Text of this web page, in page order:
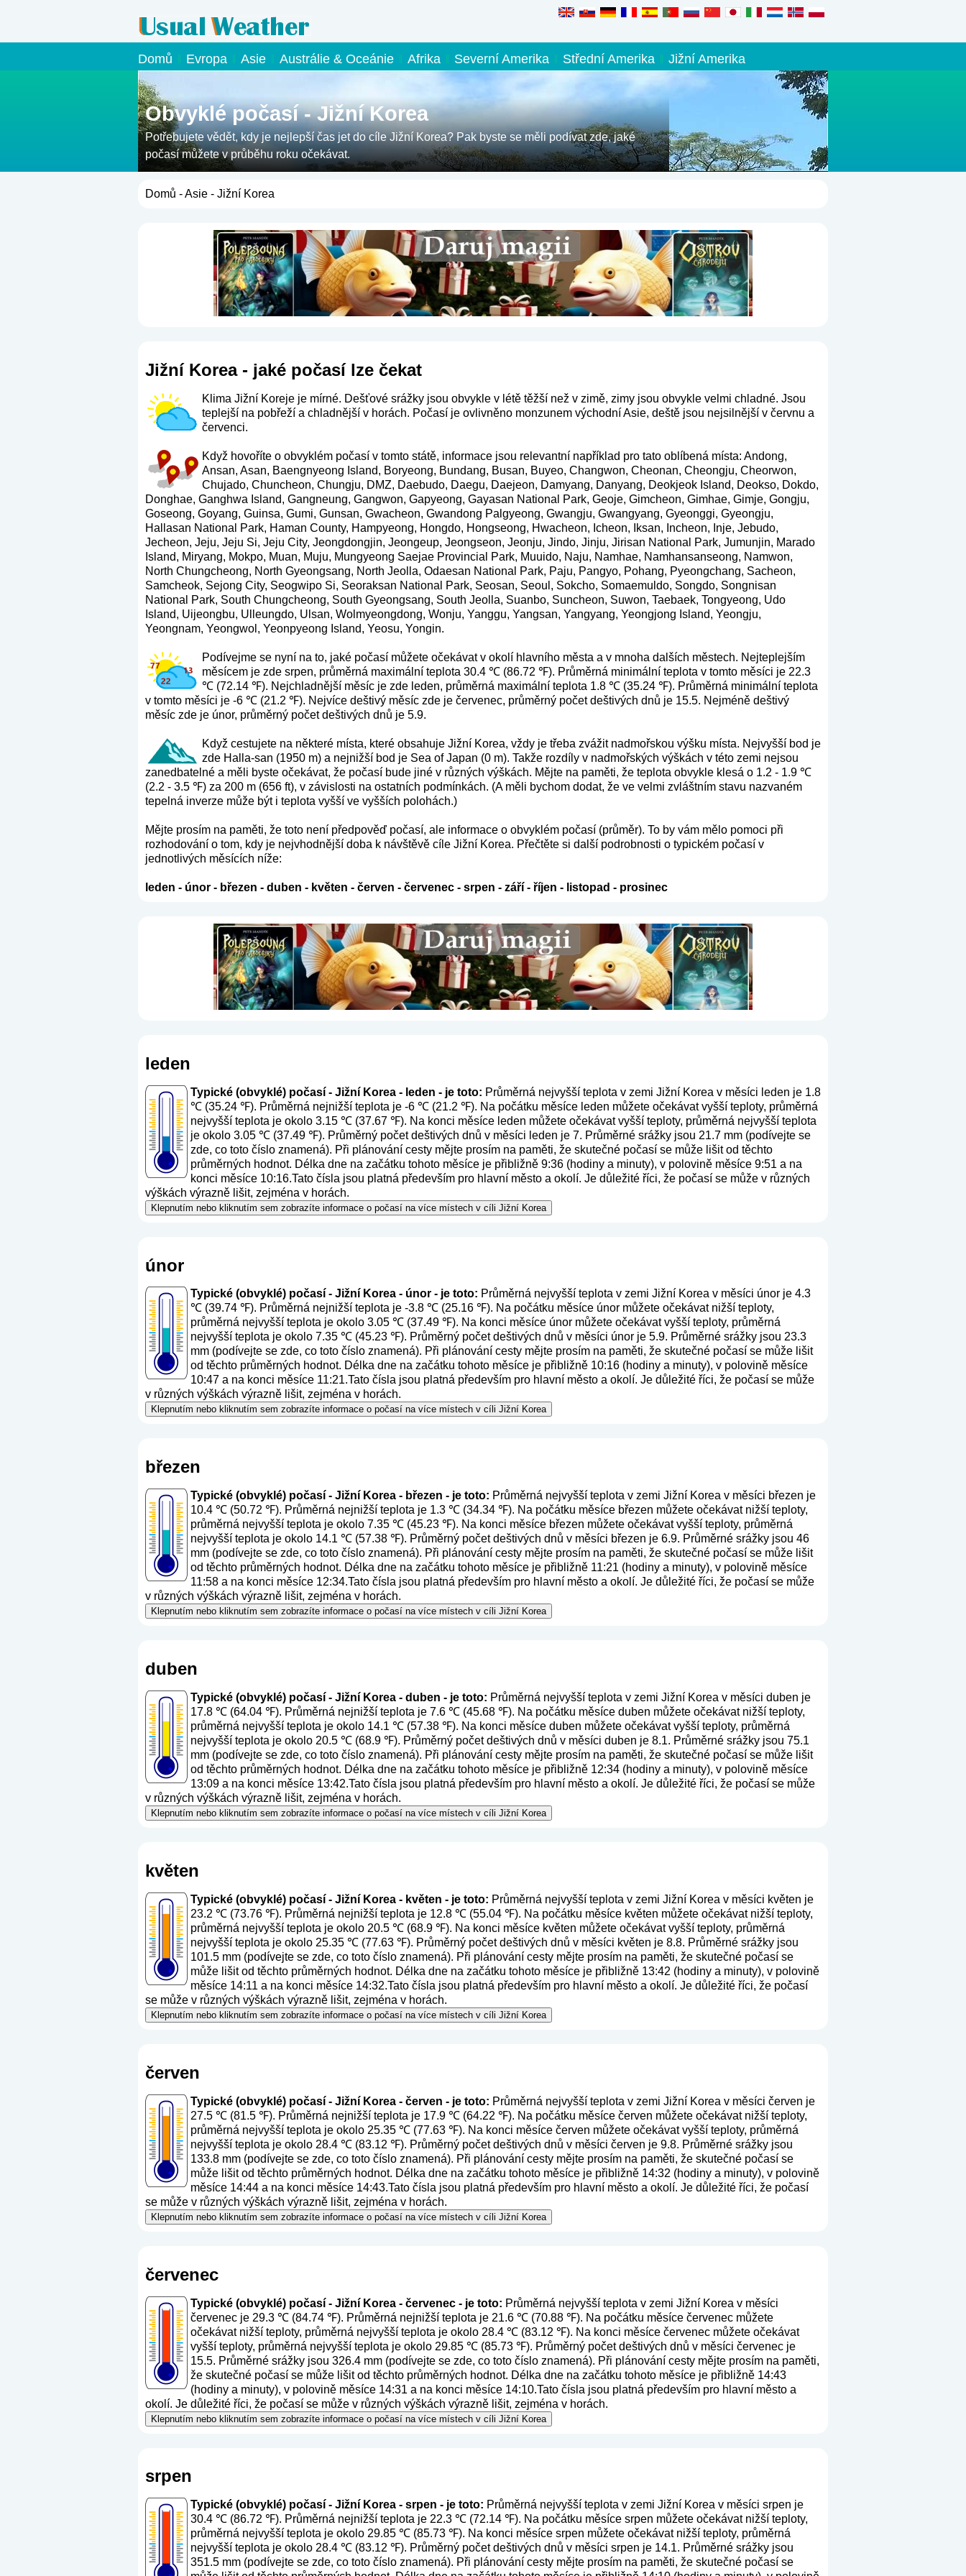
Domů Evropa Asie Austrálie & Oceánie Afrika Severní Amerika Střední Amerika Jižní Amerika
Obvyklé počasí - Jižní Korea
Potřebujete vědět, kdy je nejlepší čas jet do cíle Jižní Korea? Pak byste se měli podívat zde, jaké
počasí můžete v průběhu roku očekávat.
Domů -Asie- Jižní Korea
Jižní Korea - jaké počasí lze čekat
Klima Jižní Koreje je mírné. Dešťové srážky jsou obvykle v létě těžší než v zimě, zimy jsou obvykle velmi chladné. Jsou
teplejší na pobřeží a chladnější v horách. Počasí je ovlivněno monzunem východní Asie, deště jsou nejsilnější v červnu a
červenci.
Když hovoříte o obvyklém počasí v tomto státě, informace jsou relevantní například pro tato oblíbená místa: Andong,
Ansan, Asan, Baengnyeong Island, Boryeong, Bundang, Busan, Buyeo, Changwon, Cheonan, Cheongju, Cheorwon,
Chujado, Chuncheon, Chungju, DMZ, Daebudo, Daegu, Daejeon, Damyang, Danyang, Deokjeok Island, Deokso, Dokdo,
Donghae, Ganghwa Island, Gangneung, Gangwon, Gapyeong, Gayasan National Park, Geoje, Gimcheon, Gimhae, Gimje, Gongju,
Goseong, Goyang, Guinsa, Gumi, Gunsan, Gwacheon, Gwandong Palgyeong, Gwangju, Gwangyang, Gyeonggi, Gyeongju,
Hallasan National Park, Haman County, Hampyeong, Hongdo, Hongseong, Hwacheon, Icheon, Iksan, Incheon, Inje, Jebudo,
Jecheon, Jeju, Jeju Si, Jeju City, Jeongdongjin, Jeongeup, Jeongseon, Jeonju, Jindo, Jinju, Jirisan National Park, Jumunjin, Marado
Island, Miryang, Mokpo, Muan, Muju, Mungyeong Saejae Provincial Park, Muuido, Naju, Namhae, Namhansanseong, Namwon,
North Chungcheong, North Gyeongsang, North Jeolla, Odaesan National Park, Paju, Pangyo, Pohang, Pyeongchang, Sacheon,
Samcheok, Sejong City, Seogwipo Si, Seoraksan National Park, Seosan, Seoul, Sokcho, Somaemuldo, Songdo, Songnisan
National Park, South Chungcheong, South Gyeongsang, South Jeolla, Suanbo, Suncheon, Suwon, Taebaek, Tongyeong, Udo
Island, Uijeongbu, Ulleungdo, Ulsan, Wolmyeongdong, Wonju, Yanggu, Yangsan, Yangyang, Yeongjong Island, Yeongju,
Yeongnam, Yeongwol, Yeonpyeong Island, Yeosu, Yongin.
Podívejme se nyní na to, jaké počasí můžete očekávat v okolí hlavního města a v mnoha dalších městech. Nejteplejším
měsícem je zde srpen, průměrná maximální teplota 30.4 ℃ (86.72 ℉). Průměrná minimální teplota v tomto měsíci je 22.3
℃ (72.14 ℉). Nejchladnější měsíc je zde leden, průměrná maximální teplota 1.8 ℃ (35.24 ℉). Průměrná minimální teplota
v tomto měsíci je -6 ℃ (21.2 ℉). Nejvíce deštivý měsíc zde je červenec, průměrný počet deštivých dnů je 15.5. Nejméně deštivý
měsíc zde je únor, průměrný počet deštivých dnů je 5.9.
Když cestujete na některé místa, které obsahuje Jižní Korea, vždy je třeba zvážit nadmořskou výšku místa. Nejvyšší bod je
zde Halla-san (1950 m) a nejnižší bod je Sea of Japan (0 m). Takže rozdíly v nadmořských výškách v této zemi nejsou
zanedbatelné a měli byste očekávat, že počasí bude jiné v různých výškách. Mějte na paměti, že teplota obvykle klesá o 1.2 - 1.9 ℃
(2.2 - 3.5 ℉) za 200 m (656 ft), v závislosti na ostatních podmínkách. (A měli bychom dodat, že ve velmi zvláštním stavu nazvaném
tepelná inverze může být i teplota vyšší ve vyšších polohách.)
Mějte prosím na paměti, že toto není předpověď počasí, ale informace o obvyklém počasí (průměr). To by vám mělo pomoci při
rozhodování o tom, kdy je nejvhodnější doba k návštěvě cíle Jižní Korea. Přečtěte si další podrobnosti o typickém počasí v
jednotlivých měsících níže:
leden - únor- březen - duben - květen - červen - červenec- srpen - září- říjen - listopad - prosinec
leden
Typické (obvyklé) počasí - Jižní Korea - leden - je toto: Průměrná nejvyšší teplota v zemi Jižní Korea v měsíci leden je 1.8
℃ (35.24 ℉). Průměrná nejnižší teplota je -6 ℃ (21.2 ℉). Na počátku měsíce leden můžete očekávat vyšší teploty, průměrná
nejvyšší teplota je okolo 3.15 ℃ (37.67 ℉). Na konci měsíce leden můžete očekávat vyšší teploty, průměrná nejvyšší teplota
je okolo 3.05 ℃ (37.49 ℉). Průměrný počet deštivých dnů v měsíci leden je 7. Průměrné srážky jsou 21.7 mm (podívejte se
zde, co toto číslo znamená). Při plánování cesty mějte prosím na paměti, že skutečné počasí se může lišit od těchto
průměrných hodnot. Délka dne na začátku tohoto měsíce je přibližně 9:36 (hodiny a minuty), v polovině měsíce 9:51 a na
konci měsíce 10:16.Tato čísla jsou platná především pro hlavní město a okolí. Je důležité říci, že počasí se může v různých
výškách výrazně lišit, zejména v horách.
Klepnutím nebo kliknutím sem zobrazíte informace o počasí na více místech v cíli Jižní Korea
únor
Typické (obvyklé) počasí - Jižní Korea - únor - je toto: Průměrná nejvyšší teplota v zemi Jižní Korea v měsíci únor je 4.3
℃ (39.74 ℉). Průměrná nejnižší teplota je -3.8 ℃ (25.16 ℉). Na počátku měsíce únor můžete očekávat nižší teploty,
průměrná nejvyšší teplota je okolo 3.05 ℃ (37.49 ℉). Na konci měsíce únor můžete očekávat vyšší teploty, průměrná
nejvyšší teplota je okolo 7.35 ℃ (45.23 ℉). Průměrný počet deštivých dnů v měsíci únor je 5.9. Průměrné srážky jsou 23.3
mm (podívejte se zde, co toto číslo znamená). Při plánování cesty mějte prosím na paměti, že skutečné počasí se může lišit
od těchto průměrných hodnot. Délka dne na začátku tohoto měsíce je přibližně 10:16 (hodiny a minuty), v polovině měsíce
10:47 a na konci měsíce 11:21.Tato čísla jsou platná především pro hlavní město a okolí. Je důležité říci, že počasí se může
v různých výškách výrazně lišit, zejména v horách.
Klepnutím nebo kliknutím sem zobrazíte informace o počasí na více místech v cíli Jižní Korea
březen
Typické (obvyklé) počasí - Jižní Korea - březen - je toto: Průměrná nejvyšší teplota v zemi Jižní Korea v měsíci březen je
10.4 ℃ (50.72 ℉). Průměrná nejnižší teplota je 1.3 ℃ (34.34 ℉). Na počátku měsíce březen můžete očekávat nižší teploty,
průměrná nejvyšší teplota je okolo 7.35 ℃ (45.23 ℉). Na konci měsíce březen můžete očekávat vyšší teploty, průměrná
nejvyšší teplota je okolo 14.1 ℃ (57.38 ℉). Průměrný počet deštivých dnů v měsíci březen je 6.9. Průměrné srážky jsou 46
mm (podívejte se zde, co toto číslo znamená). Při plánování cesty mějte prosím na paměti, že skutečné počasí se může lišit
od těchto průměrných hodnot. Délka dne na začátku tohoto měsíce je přibližně 11:21 (hodiny a minuty), v polovině měsíce
11:58 a na konci měsíce 12:34.Tato čísla jsou platná především pro hlavní město a okolí. Je důležité říci, že počasí se může
v různých výškách výrazně lišit, zejména v horách.
Klepnutím nebo kliknutím sem zobrazíte informace o počasí na více místech v cíli Jižní Korea
duben
Typické (obvyklé) počasí - Jižní Korea - duben - je toto: Průměrná nejvyšší teplota v zemi Jižní Korea v měsíci duben je
17.8 ℃ (64.04 ℉). Průměrná nejnižší teplota je 7.6 ℃ (45.68 ℉). Na počátku měsíce duben můžete očekávat nižší teploty,
průměrná nejvyšší teplota je okolo 14.1 ℃ (57.38 ℉). Na konci měsíce duben můžete očekávat vyšší teploty, průměrná
nejvyšší teplota je okolo 20.5 ℃ (68.9 ℉). Průměrný počet deštivých dnů v měsíci duben je 8.1. Průměrné srážky jsou 75.1
mm (podívejte se zde, co toto číslo znamená). Při plánování cesty mějte prosím na paměti, že skutečné počasí se může lišit
od těchto průměrných hodnot. Délka dne na začátku tohoto měsíce je přibližně 12:34 (hodiny a minuty), v polovině měsíce
13:09 a na konci měsíce 13:42.Tato čísla jsou platná především pro hlavní město a okolí. Je důležité říci, že počasí se může
v různých výškách výrazně lišit, zejména v horách.
Klepnutím nebo kliknutím sem zobrazíte informace o počasí na více místech v cíli Jižní Korea
květen
Typické (obvyklé) počasí - Jižní Korea - květen - je toto: Průměrná nejvyšší teplota v zemi Jižní Korea v měsíci květen je
23.2 ℃ (73.76 ℉). Průměrná nejnižší teplota je 12.8 ℃ (55.04 ℉). Na počátku měsíce květen můžete očekávat nižší teploty,
průměrná nejvyšší teplota je okolo 20.5 ℃ (68.9 ℉). Na konci měsíce květen můžete očekávat vyšší teploty, průměrná
nejvyšší teplota je okolo 25.35 ℃ (77.63 ℉). Průměrný počet deštivých dnů v měsíci květen je 8.8. Průměrné srážky jsou
101.5 mm (podívejte se zde, co toto číslo znamená). Při plánování cesty mějte prosím na paměti, že skutečné počasí se
může lišit od těchto průměrných hodnot. Délka dne na začátku tohoto měsíce je přibližně 13:42 (hodiny a minuty), v polovině
měsíce 14:11 a na konci měsíce 14:32.Tato čísla jsou platná především pro hlavní město a okolí. Je důležité říci, že počasí
se může v různých výškách výrazně lišit, zejména v horách.
Klepnutím nebo kliknutím sem zobrazíte informace o počasí na více místech v cíli Jižní Korea
červen
Typické (obvyklé) počasí - Jižní Korea - červen - je toto: Průměrná nejvyšší teplota v zemi Jižní Korea v měsíci červen je
27.5 ℃ (81.5 ℉). Průměrná nejnižší teplota je 17.9 ℃ (64.22 ℉). Na počátku měsíce červen můžete očekávat nižší teploty,
průměrná nejvyšší teplota je okolo 25.35 ℃ (77.63 ℉). Na konci měsíce červen můžete očekávat vyšší teploty, průměrná
nejvyšší teplota je okolo 28.4 ℃ (83.12 ℉). Průměrný počet deštivých dnů v měsíci červen je 9.8. Průměrné srážky jsou
133.8 mm (podívejte se zde, co toto číslo znamená). Při plánování cesty mějte prosím na paměti, že skutečné počasí se
může lišit od těchto průměrných hodnot. Délka dne na začátku tohoto měsíce je přibližně 14:32 (hodiny a minuty), v polovině
měsíce 14:44 a na konci měsíce 14:43.Tato čísla jsou platná především pro hlavní město a okolí. Je důležité říci, že počasí
se může v různých výškách výrazně lišit, zejména v horách.
Klepnutím nebo kliknutím sem zobrazíte informace o počasí na více místech v cíli Jižní Korea
červenec
Typické (obvyklé) počasí - Jižní Korea - červenec - je toto: Průměrná nejvyšší teplota v zemi Jižní Korea v měsíci
červenec je 29.3 ℃ (84.74 ℉). Průměrná nejnižší teplota je 21.6 ℃ (70.88 ℉). Na počátku měsíce červenec můžete
očekávat nižší teploty, průměrná nejvyšší teplota je okolo 28.4 ℃ (83.12 ℉). Na konci měsíce červenec můžete očekávat
vyšší teploty, průměrná nejvyšší teplota je okolo 29.85 ℃ (85.73 ℉). Průměrný počet deštivých dnů v měsíci červenec je
15.5. Průměrné srážky jsou 326.4 mm (podívejte se zde, co toto číslo znamená). Při plánování cesty mějte prosím na paměti,
že skutečné počasí se může lišit od těchto průměrných hodnot. Délka dne na začátku tohoto měsíce je přibližně 14:43
(hodiny a minuty), v polovině měsíce 14:31 a na konci měsíce 14:10.Tato čísla jsou platná především pro hlavní město a
okolí. Je důležité říci, že počasí se může v různých výškách výrazně lišit, zejména v horách.
Klepnutím nebo kliknutím sem zobrazíte informace o počasí na více místech v cíli Jižní Korea
srpen
Typické (obvyklé) počasí - Jižní Korea - srpen - je toto: Průměrná nejvyšší teplota v zemi Jižní Korea v měsíci srpen je
30.4 ℃ (86.72 ℉). Průměrná nejnižší teplota je 22.3 ℃ (72.14 ℉). Na počátku měsíce srpen můžete očekávat nižší teploty,
průměrná nejvyšší teplota je okolo 29.85 ℃ (85.73 ℉). Na konci měsíce srpen můžete očekávat nižší teploty, průměrná
nejvyšší teplota je okolo 28.4 ℃ (83.12 ℉). Průměrný počet deštivých dnů v měsíci srpen je 14.1. Průměrné srážky jsou
351.5 mm (podívejte se zde, co toto číslo znamená). Při plánování cesty mějte prosím na paměti, že skutečné počasí se